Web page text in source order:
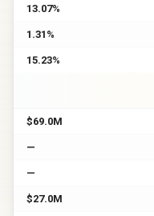
13.07%
1.31%
15.23%
$69.0M
—
—
$27.0M